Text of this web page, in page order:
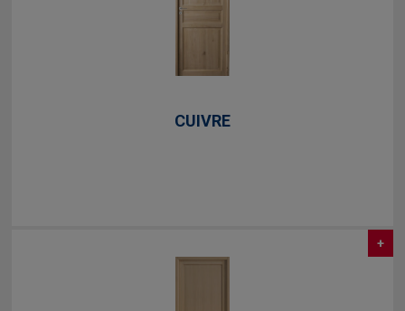
CUIVRE
+